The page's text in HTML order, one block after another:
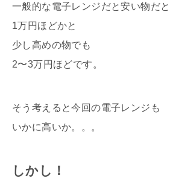
一般的な電子レンジだと安い物だと
1万円ほどかと
少し高めの物でも
2〜3万円ほどです。
そう考えると今回の電子レンジも
いかに高いか。。。
しかし！